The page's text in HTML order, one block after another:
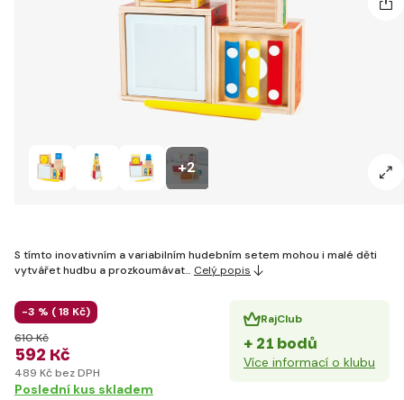
+2
S tímto inovativním a variabilním hudebním setem mohou i malé děti
vytvářet hudbu a prozkoumávat… Celý popis
-3 % (18 Kč)
592 Kč
610 Kč
489 Kč bez DPH
RajClub
+ 21 bodů
Více informací o klubu
Poslední kus skladem